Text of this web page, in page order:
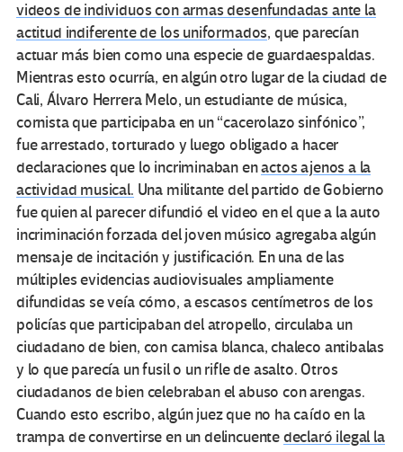
videos de individuos con armas desenfundadas ante la
actitud indiferente de los uniformados, que parecían
actuar más bien como una especie de guardaespaldas.
Mientras esto ocurría, en algún otro lugar de la ciudad de
Cali, Álvaro Herrera Melo, un estudiante de música,
cornista que participaba en un “cacerolazo sinfónico”,
fue arrestado, torturado y luego obligado a hacer
declaraciones que lo incriminaban enactos ajenos a la
actividad musical. Una militante del partido de Gobierno
fue quien al parecer difundió el video en el que a la auto
incriminación forzada del joven músico agregaba algún
mensaje de incitación y justificación. En una de las
múltiples evidencias audiovisuales ampliamente
difundidas se veía cómo, a escasos centímetros de los
policías que participaban del atropello, circulaba un
ciudadano de bien, con camisa blanca, chaleco antibalas
y lo que parecía un fusil o un rifle de asalto. Otros
ciudadanos de bien celebraban el abuso con arengas.
Cuando esto escribo, algún juez que no ha caído en la
trampa de convertirse en un delincuentedeclaró ilegal la